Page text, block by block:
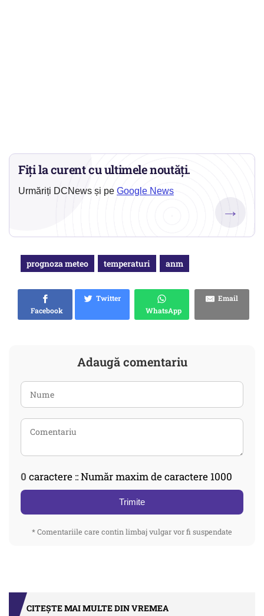
Fiți la curent cu ultimele noutăți.
Urmăriți DCNews și pe Google News
→
prognoza meteo temperaturi anm
Facebook
Twitter
WhatsApp
Email
Adaugă comentariu
0 caractere :: Număr maxim de caractere 1000
Trimite
* Comentariile care contin limbaj vulgar vor fi suspendate
CITEȘTE MAI MULTE DIN VREMEA